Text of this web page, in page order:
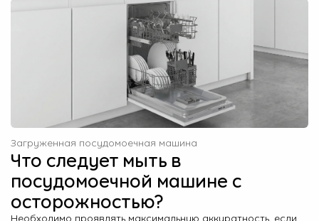
Загруженная посудомоечная машина
Что следует мыть в
посудомоечной машине с
осторожностью?
Необходимо проявлять максимальную аккуратность, если